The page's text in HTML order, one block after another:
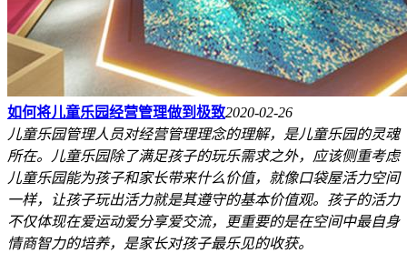
如何将儿童乐园经营管理做到极致2020-02-26
儿童乐园管理人员对经营管理理念的理解，是儿童乐园的灵魂
所在。儿童乐园除了满足孩子的玩乐需求之外，应该侧重考虑
儿童乐园能为孩子和家长带来什么价值，就像口袋屋活力空间
一样，让孩子玩出活力就是其遵守的基本价值观。孩子的活力
不仅体现在爱运动爱分享爱交流，更重要的是在空间中最自身
情商智力的培养，是家长对孩子最乐见的收获。